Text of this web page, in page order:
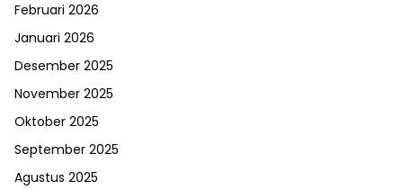
Februari 2026
Januari 2026
Desember 2025
November 2025
Oktober 2025
September 2025
Agustus 2025